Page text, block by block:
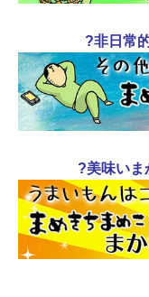
?非日常
?美味いま